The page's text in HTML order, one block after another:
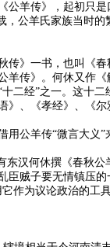
羊传》，起初只
公羊氏家族当时
》一书，也叫《
传》。何休又作
二经”之一。这十
、《孝经》、《
公羊传“微言大义
汉何休撰《春秋公
贼子要无情镇压
作为议论政治的工